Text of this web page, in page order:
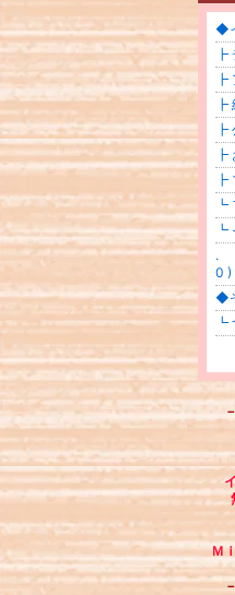
◆
┣
┣
┣
┣
┣
┣
┗
┗
0 )
◆
┗
Ｍ